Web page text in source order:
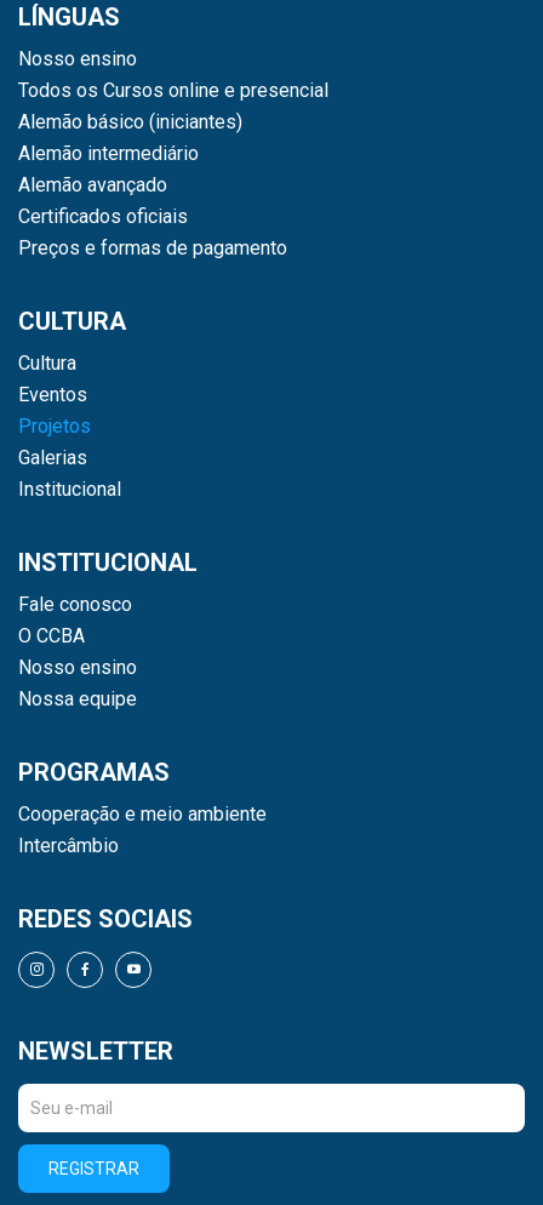
LÍNGUAS
Nosso ensino
Todos os Cursos online e presencial
Alemão básico (iniciantes)
Alemão intermediário
Alemão avançado
Certificados oficiais
Preços e formas de pagamento
CULTURA
Cultura
Eventos
Projetos
Galerias
Institucional
INSTITUCIONAL
Fale conosco
O CCBA
Nosso ensino
Nossa equipe
PROGRAMAS
Cooperação e meio ambiente
Intercâmbio
REDES SOCIAIS
NEWSLETTER
REGISTRAR